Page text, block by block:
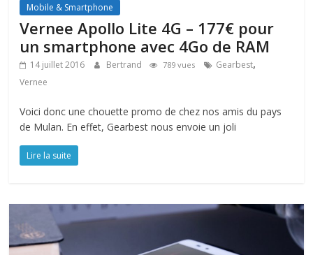
Mobile & Smartphone
Vernee Apollo Lite 4G – 177€ pour
un smartphone avec 4Go de RAM
14 juillet 2016 Bertrand 789 vues Gearbest,
Vernee
Voici donc une chouette promo de chez nos amis du pays
de Mulan. En effet, Gearbest nous envoie un joli
Lire la suite